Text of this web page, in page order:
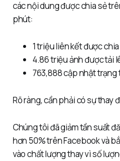
các nội dung được chia sẻ
phút:
1 triệu liên kết được
4.86 triệu ảnh được tải
763,888 cập nhật trạng
Rõ ràng, cần phải có sự thay
Chúng tôi đã giảm tần suất
hơn 50% trên Facebook và
vào chất lượng thay vì số